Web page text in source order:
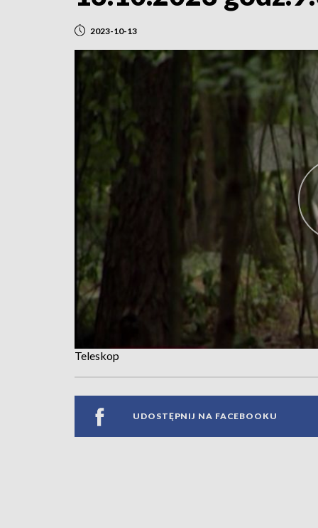
2023-10-13
Teleskop
UDOSTĘPNIJ NA FACEBOOKU